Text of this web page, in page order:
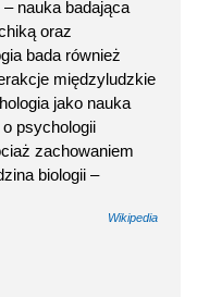
nauka badająca
oraz
bada również
międzyludzkie
jako nauka
psychologii
zachowaniem
biologii –
Wikipedia